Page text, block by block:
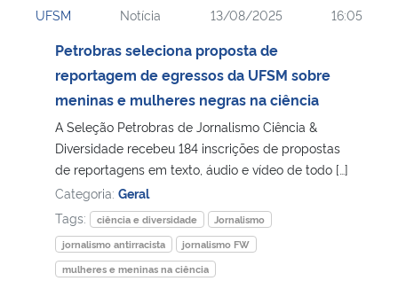
Ministério da Cidadania
Ministério de Minas e Energia
Ministério da Ciência, Tecnologia, Inovações e Comunicações
Ministério do Meio Ambiente
Ministério do Turismo
UFSM Notícia 13/08/2025 16:05
Petrobras seleciona proposta de
reportagem de egressos da UFSM sobre
meninas e mulheres negras na ciência
A Seleção Petrobras de Jornalismo Ciência &
Diversidade recebeu 184 inscrições de propostas
de reportagens em texto, áudio e vídeo de todo […]
Categoria: Geral
Tags:
ciência e diversidade
Jornalismo
jornalismo antirracista
jornalismo FW
mulheres e meninas na ciência